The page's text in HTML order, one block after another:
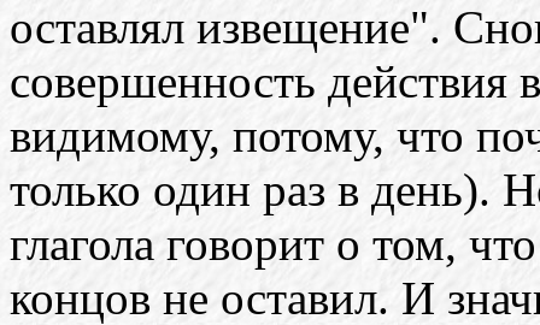
оставлял извещение".
совершенность действия
видимому, потому, что
только один раз в день).
глагола говорит о том,
концов не оставил. И